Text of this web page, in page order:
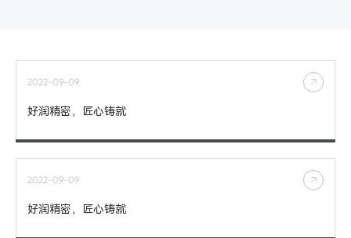
2022-09-09
好润精密，匠心铸就
2022-09-09
好润精密，匠心铸就